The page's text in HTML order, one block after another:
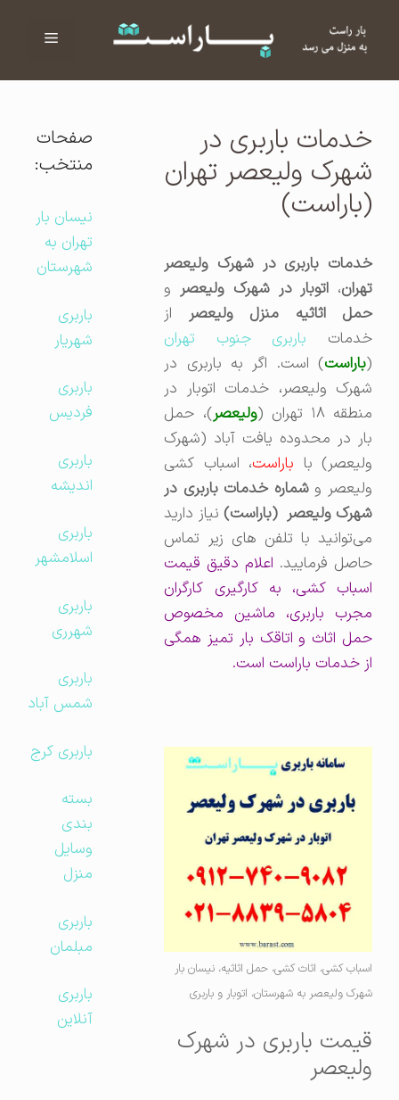
فهرست
خدمات باربری در
شهرک ولیعصر تهران
(باراست)
خدمات باربری در شهرک ولیعصر
تهران،اتوبار در شهرک ولیعصرو
حمل اثاثیه منزل ولیعصراز
خدماتباربری جنوب تهران
باراست) است. اگر به باربری در
شهرک ولیعصر، خدمات اتوبار در
منطقه ۱۸ تهران (
ولیعصر)، حمل
بار در محدوده یافت آباد (شهرک
ولیعصر) با باراست، اسباب کشی
ولیعصر وشماره خدمات باربری در
شهرک ولیعصر (باراست)نیاز دارید
می‌توانید با تلفن های زیر تماس
حاصل فرمایید.اعلام دقیق قیمت
اسباب کشی، به کارگیری کارگران
مجرب باربری، ماشین مخصوص
حمل اثاث و اتاقک بار تمیز همگی
از خدمات باراست است.
اسباب کشی، اثاث کشی، حمل اثاثیه، نیسان بار
شهرک ولیعصر به شهرستان، اتوبار و باربری
قیمت باربری در شهرک
ولیعصر
صفحات
منتخب:
نیسان بار
تهران به
شهرستان
باربری
شهریار
باربری
فردیس
باربری
اندیشه
باربری
اسلامشهر
باربری
شهرری
باربری
شمس آباد
باربری کرج
بسته
بندی
وسایل
منزل
باربری
مبلمان
باربری
آنلاین